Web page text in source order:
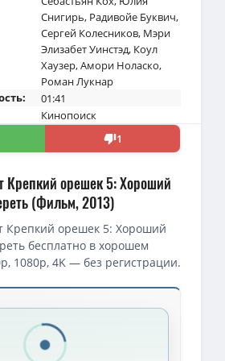
Снигирь, Радивойе Буквич,
Сергей Колесников, Мэри
Элизабет Уинстэд, Коул
Хаузер,Амори Ноласко,
Роман Лукнар
01:41
Кинопоиск
1
Крепкий орешек 5: Хороший
(Фильм, 2013)
Крепкий орешек 5: Хороший
бесплатно в хорошем
1080p, 4K — без регистрации.
Крепкий орешек 5: Хороший день, чтобы
5. Хороший день, чтобы умереть / A
5. Хороший день, чтобы умереть